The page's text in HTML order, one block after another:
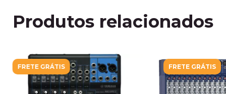
Produtos relacionados
FRETE GRÁTIS FRETE GRÁTIS